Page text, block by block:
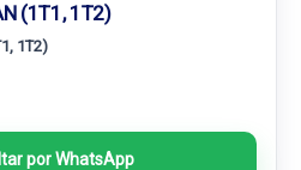
(1T1, 1T2)
1T2)
por WhatsApp